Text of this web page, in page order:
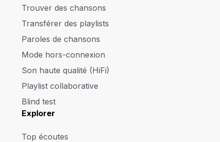
Trouver des chansons
Transférer des playlists
Paroles de chansons
Mode hors-connexion
Son haute qualité (HiFi)
Playlist collaborative
Blind test
Explorer
Top écoutes